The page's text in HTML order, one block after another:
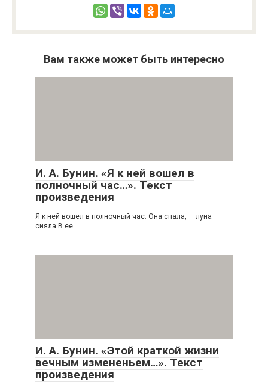
Вам также может быть интересно
И. А. Бунин. «Я к ней вошел в
полночный час…». Текст
произведения
Я к ней вошел в полночный час. Она спала, — луна
сияла В ее
И. А. Бунин. «Этой краткой жизни
вечным измененьем…». Текст
произведения